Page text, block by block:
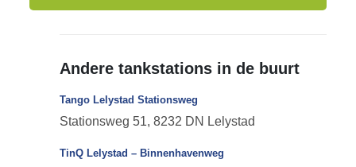
Andere tankstations in de buurt
Tango Lelystad Stationsweg
Stationsweg 51, 8232 DN Lelystad
TinQ Lelystad – Binnenhavenweg